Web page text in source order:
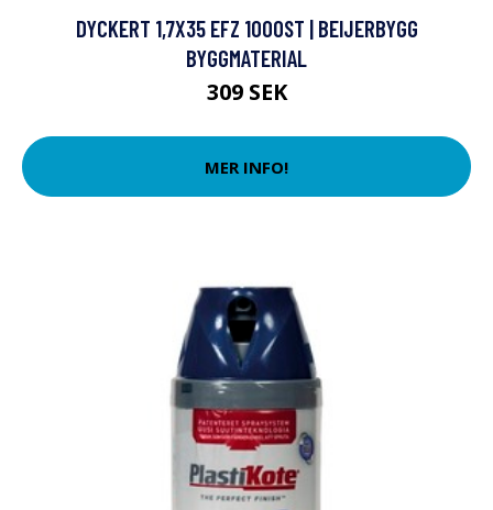
DYCKERT 1,7X35 EFZ 1000ST | BEIJERBYGG
BYGGMATERIAL
309 SEK
MER INFO!